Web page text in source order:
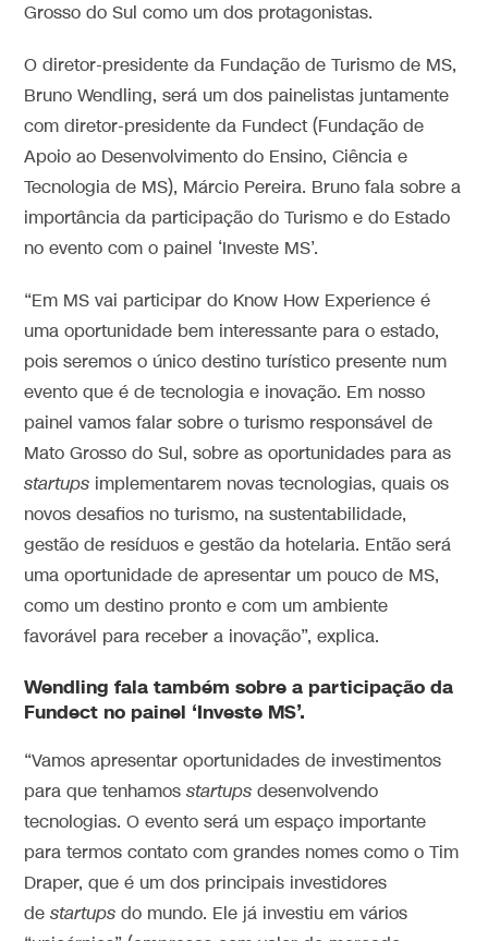
Grosso do Sul como um dos protagonistas.
O diretor-presidente da Fundação de Turismo de MS,
Bruno Wendling, será um dos painelistas juntamente
com diretor-presidente da Fundect (Fundação de
Apoio ao Desenvolvimento do Ensino, Ciência e
Tecnologia de MS), Márcio Pereira. Bruno fala sobre a
importância da participação do Turismo e do Estado
no evento com o painel ‘Investe MS’.
“Em MS vai participar do Know How Experience é
uma oportunidade bem interessante para o estado,
pois seremos o único destino turístico presente num
evento que é de tecnologia e inovação. Em nosso
painel vamos falar sobre o turismo responsável de
Mato Grosso do Sul, sobre as oportunidades para as
startups implementarem novas tecnologias, quais os
novos desafios no turismo, na sustentabilidade,
gestão de resíduos e gestão da hotelaria. Então será
uma oportunidade de apresentar um pouco de MS,
como um destino pronto e com um ambiente
favorável para receber a inovação”, explica.
Wendling fala também sobre a participação da
Fundect no painel ‘Investe MS’.
“Vamos apresentar oportunidades de investimentos
para que tenhamosstartups desenvolvendo
tecnologias. O evento será um espaço importante
para termos contato com grandes nomes como o Tim
Draper, que é um dos principais investidores
destartups do mundo. Ele já investiu em vários